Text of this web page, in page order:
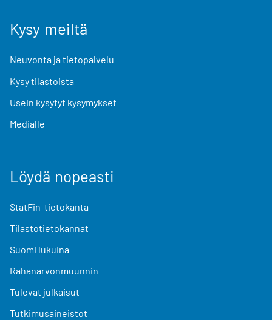
Kysy meiltä
Neuvonta ja tietopalvelu
Kysy tilastoista
Usein kysytyt kysymykset
Medialle
Löydä nopeasti
StatFin-tietokanta
Tilastotietokannat
Suomi lukuina
Rahanarvonmuunnin
Tulevat julkaisut
Tutkimusaineistot